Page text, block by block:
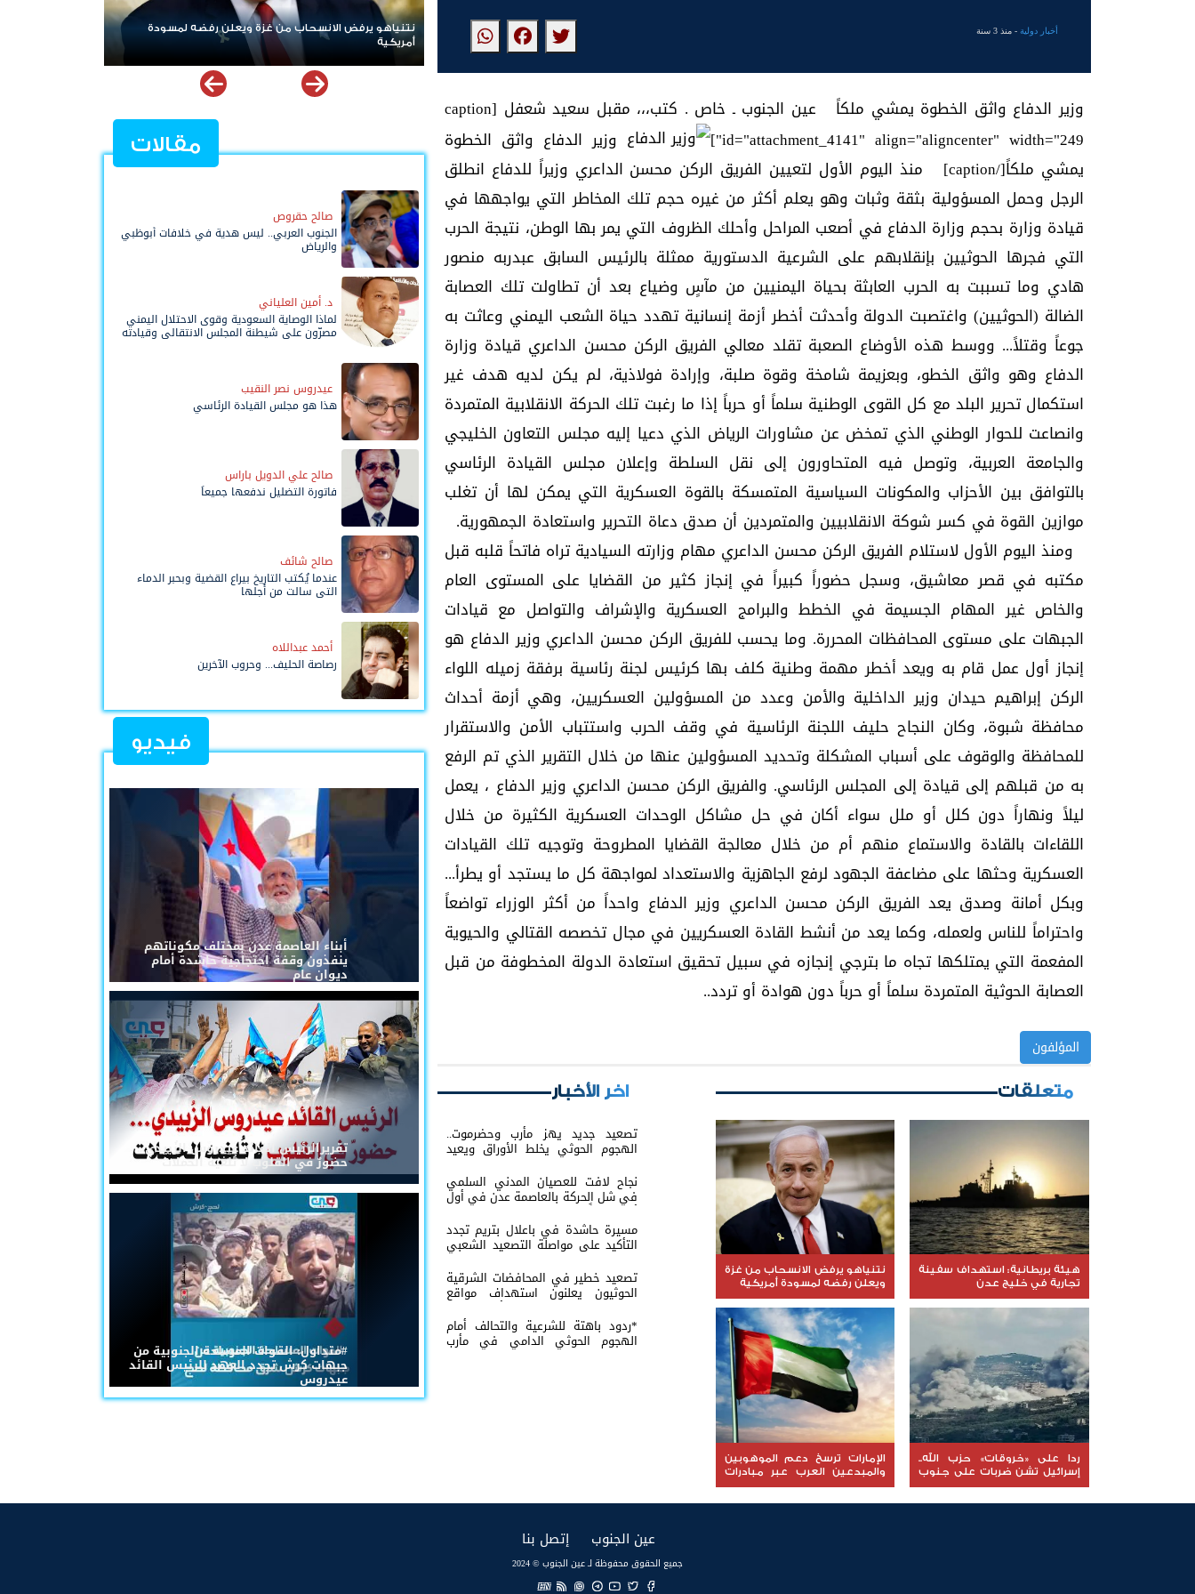
أخبار دولية- منذ 3 سنة
وزير الدفاع واثق الخطوة يمشي ملكاً عين الجنوب ـ خاص . كتب،،، مقبل سعيد شعفل [caption
id="attachment_4141" align="aligncenter" width="249"]
وزير الدفاع واثق الخطوة
يمشي ملكاً[/caption] منذ اليوم الأول لتعيين الفريق الركن محسن الداعري وزيراً للدفاع انطلق
الرجل وحمل المسؤولية بثقة وثبات وهو يعلم أكثر من غيره حجم تلك المخاطر التي يواجهها في
قيادة وزارة بحجم وزارة الدفاع في أصعب المراحل وأحلك الظروف التي يمر بها الوطن، نتيجة الحرب
التي فجرها الحوثيين بإنقلابهم على الشرعية الدستورية ممثلة بالرئيس السابق عبدربه منصور
هادي وما تسببت به الحرب العابثة بحياة اليمنيين من مآسٍ وضياع بعد أن تطاولت تلك العصابة
الضالة (الحوثيين) واغتصبت الدولة وأحدثت أخطر أزمة إنسانية تهدد حياة الشعب اليمني وعاثت به
جوعاً وقتلاً... ووسط هذه الأوضاع الصعبة تقلد معالي الفريق الركن محسن الداعري قيادة وزارة
الدفاع وهو واثق الخطو، وبعزيمة شامخة وقوة صلبة، وإرادة فولاذية، لم يكن لديه هدف غير
استكمال تحرير البلد مع كل القوى الوطنية سلماً أو حرباً إذا ما رغبت تلك الحركة الانقلابية المتمردة
وانصاعت للحوار الوطني الذي تمخض عن مشاورات الرياض الذي دعيا إليه مجلس التعاون الخليجي
والجامعة العربية، وتوصل فيه المتحاورون إلى نقل السلطة وإعلان مجلس القيادة الرئاسي
بالتوافق بين الأحزاب والمكونات السياسية المتمسكة بالقوة العسكرية التي يمكن لها أن تغلب
موازين القوة في كسر شوكة الانقلابيين والمتمردين أن صدق دعاة التحرير واستعادة الجمهورية.
ومنذ اليوم الأول لاستلام الفريق الركن محسن الداعري مهام وزارته السيادية تراه فاتحاً قلبه قبل
مكتبه في قصر معاشيق، وسجل حضوراً كبيراً في إنجاز كثير من القضايا على المستوى العام
والخاص غير المهام الجسيمة في الخطط والبرامج العسكرية والإشراف والتواصل مع قيادات
الجبهات على مستوى المحافظات المحررة. وما يحسب للفريق الركن محسن الداعري وزير الدفاع هو
إنجاز أول عمل قام به ويعد أخطر مهمة وطنية كلف بها كرئيس لجنة رئاسية برفقة زميله اللواء
الركن إبراهيم حيدان وزير الداخلية والأمن وعدد من المسؤولين العسكريين، وهي أزمة أحداث
محافظة شبوة، وكان النجاح حليف اللجنة الرئاسية في وقف الحرب واستتباب الأمن والاستقرار
للمحافظة والوقوف على أسباب المشكلة وتحديد المسؤولين عنها من خلال التقرير الذي تم الرفع
به من قبلهم إلى قيادة إلى المجلس الرئاسي. والفريق الركن محسن الداعري وزير الدفاع ، يعمل
ليلاً ونهاراً دون كلل أو ملل سواء أكان في حل مشاكل الوحدات العسكرية الكثيرة من خلال
اللقاءات بالقادة والاستماع منهم أم من خلال معالجة القضايا المطروحة وتوجيه تلك القيادات
العسكرية وحثها على مضاعفة الجهود لرفع الجاهزية والاستعداد لمواجهة كل ما يستجد أو يطرأ...
وبكل أمانة وصدق يعد الفريق الركن محسن الداعري وزير الدفاع واحداً من أكثر الوزراء تواضعاً
واحتراماً للناس ولعمله، وكما يعد من أنشط القادة العسكريين في مجال تخصصه القتالي والحيوية
المفعمة التي يمتلكها تجاه ما بترجي إنجازه في سبيل تحقيق استعادة الدولة المخطوفة من قبل
العصابة الحوثية المتمردة سلماً أو حرباً دون هوادة أو تردد..
المؤلفون
متعلقات
هيئة بريطانية: استهداف سفينة
تجارية في خليج عدن
نتنياهو يرفض الانسحاب من غزة
ويعلن رفضه لمسودة أمريكية
ردا على «خروقات» حزب الله..
إسرائيل تشن ضربات على جنوب
لبنان
الإمارات ترسخ دعم الموهوبين
والمبدعين العرب عبر مبادرات
نوعية ملهمة
اخر الأخبار
تصعيد جديد يهز مأرب وحضرموت..
الهجوم الحوثي يخلط الأوراق ويعيد
البلد إلى حافة المواجهة الشاملة
نجاح لافت للعصيان المدني السلمي
في شل الحركة بالعاصمة عدن في أول
أيامه تلبيةً لدعوة النقابات العمالية
مسيرة حاشدة في باعلال بتريم تجدد
التأكيد على مواصلة التصعيد الشعبي
تصعيد خطير في المحافضات الشرقية
الحوثيون يعلنون استهداف مواقع
عسكرية في حضرموت ومأرب اليمنية
بوابل من الصواريخ والطائرات المسيّرة
*ردود باهتة للشرعية والتحالف أمام
الهجوم الحوثي الدامي في مأرب
وحضرموت*
نتنياهو يرفض الانسحاب من غزة ويعلن رفضه لمسودة
أمريكية
ردا على «خروقات» حزب الله..
مقالات
صالح حقروص
الجنوب العربي.. ليس هدية في خلافات أبوظبي
والرياض
د. أمين العلياني
لماذا الوصاية السعودية وقوى الاحتلال اليمني
مصرّون على شيطنة المجلس الانتقالي وقيادته
عيدروس نصر النقيب
هذا هو مجلس القيادة الرئاسي
صالح علي الدويل باراس
فاتورة التضليل ندفعها جميعاً
صالح شائف
عندما يُكتب التاريخ بيراع القضية وبحبر الدماء
التي سالت من أجلها
أحمد عبداللاه
رصاصة الحليف... وحروب الآخرين
فيديو
أبناء العاصمة عدن بمختلف مكوناتهم
ينفذون وقفة احتجاجية حاشدة أمام
ديوان عام
تقريرالرئيس القائد عيدروس الزُبيدي...
حضورٌ في القلوب لا تُلغيه الحملات
#متداول: القوات المسلحة الجنوبية من
جبهات كرش تجدد العهد للرئيس القائد
عيدروس
عين الجنوب إتصل بنا
جميع الحقوق محفوظة لـ عين الجنوب © 2024
EN